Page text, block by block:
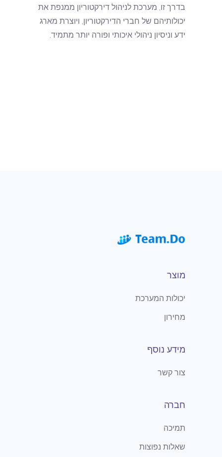
בדרך זו, מערכת לניהול דירקטוריון ממנפת את
יכולותיהם של חברי הדירקטוריון, ויוצרת מארג
ידע וניסיון ניהולי איכותי ופורה יותר מתמיד.
מוצר
יכולות המערכת
מחירון
מידע נוסף
צור קשר
חברה
תמיכה
שאלות נפוצות